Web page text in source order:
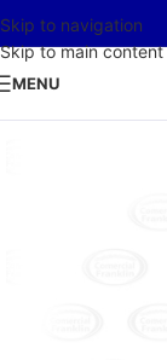
Skip to navigation
Skip to main content
MENU